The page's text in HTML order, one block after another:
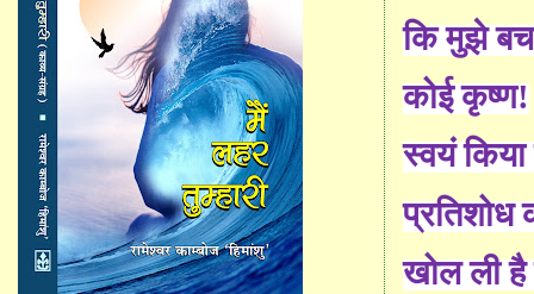
कि मुझे
कोई कृष्ण!
स्वयं
प्रतिशोध
खोल ली